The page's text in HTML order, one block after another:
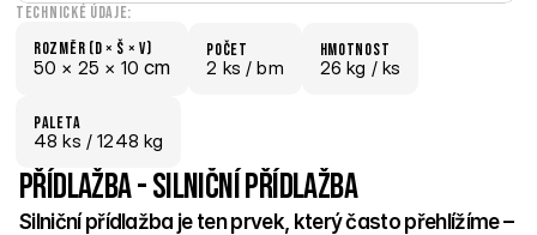
Technické údaje:
Rozměr (D × š × V)
50 × 25 × 10 cm
počet
2 ks / bm
hmotnost
26 kg / ks
paletA
48 ks / 1248 kg
Přídlažba - Silniční přídlažba
Silniční přídlažba je ten prvek, který často přehlížíme –